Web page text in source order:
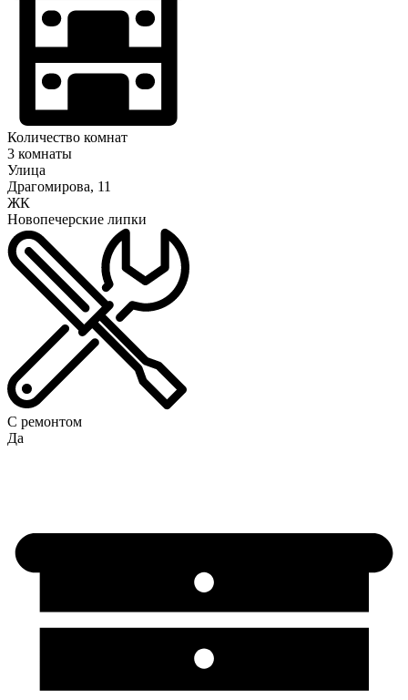
Количество комнат
3 комнаты
Улица
Драгомирова, 11
ЖК
Новопечерские липки
С ремонтом
Да